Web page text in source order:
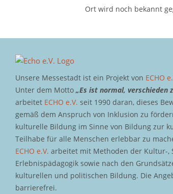
Ort wird noch bekannt
Unsere Messestadt ist ein Projekt von ECHO
Unter dem Motto „Es ist normal, verschieden
arbeitet ECHO e.V. seit 1990 daran, dieses
gemäß dem Anspruch von Inklusion zu
kulturelle Bildung im Sinne von Bildung zur
Teilhabe für alle Menschen erlebbar zu
ECHO e.V. arbeitet mit Methoden der Kultur-,
Erlebnispädagogik sowie nach den
kulturellen und politischen Bildung. Die
barrierefrei.